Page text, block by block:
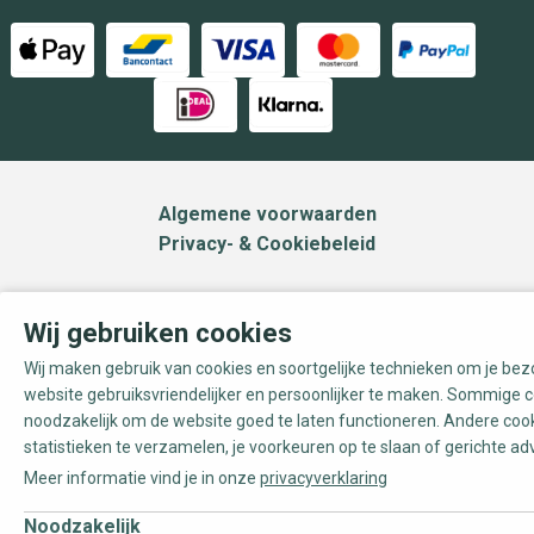
Algemene voorwaarden
Privacy- & Cookiebeleid
Wij gebruiken cookies
Wij maken gebruik van cookies en soortgelijke technieken om je
website gebruiksvriendelijker en persoonlijker te maken. Sommige
noodzakelijk om de website goed te laten functioneren. Andere
statistieken te verzamelen, je voorkeuren op te slaan of gerichte
Meer informatie vind je in onze privacyverklaring
Noodzakelijk